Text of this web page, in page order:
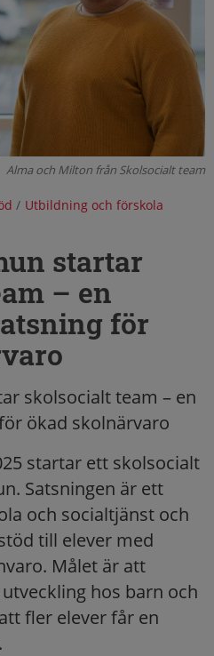
Alma och Milton från Skolsocialt team
/ Utbildning och förskola
startar
– en
för
skolsocialt team – en
ökad skolnärvaro
startar ett skolsocialt
Satsningen är ett
och socialtjänst och
till elever med
Målet är att
hos barn och
fler elever får en